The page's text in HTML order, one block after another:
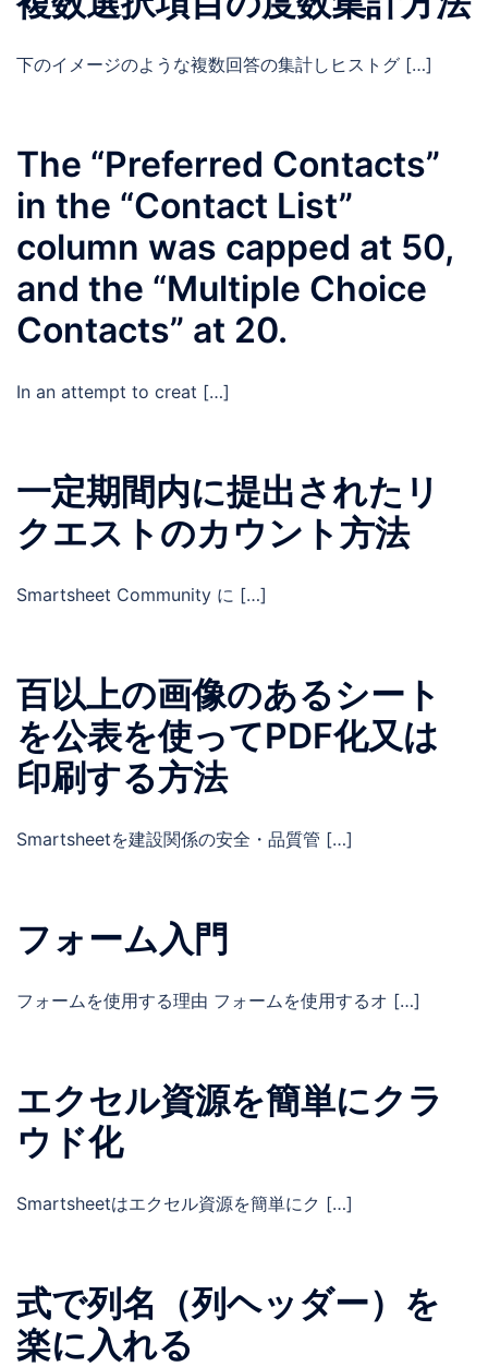
下のイメージのような複数回答の集計しヒストグ […]
The “Preferred Contacts”
in the “Contact List”
column was capped at 50,
and the “Multiple Choice
Contacts” at 20.
In an attempt to creat […]
一定期間内に提出されたリ
クエストのカウント方法
Smartsheet Community に […]
百以上の画像のあるシート
を公表を使ってPDF化又は
印刷する方法
Smartsheetを建設関係の安全・品質管 […]
フォーム入門
フォームを使用する理由 フォームを使用するオ […]
エクセル資源を簡単にクラ
ウド化
Smartsheetはエクセル資源を簡単にク […]
式で列名（列ヘッダー）を
楽に入れる